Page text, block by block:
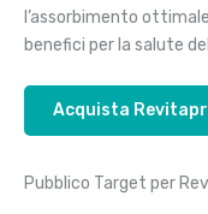
l’assorbimento
benefici per la salute
Acquista
Pubblico Target per